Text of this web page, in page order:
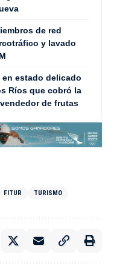
de red
y lavado
en estado delicado
Ríos que cobró la
de frutas
FITUR TURISMO